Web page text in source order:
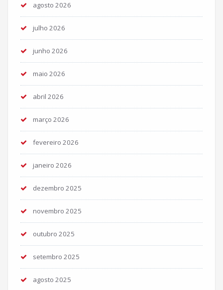
agosto 2026
julho 2026
junho 2026
maio 2026
abril 2026
março 2026
fevereiro 2026
janeiro 2026
dezembro 2025
novembro 2025
outubro 2025
setembro 2025
agosto 2025